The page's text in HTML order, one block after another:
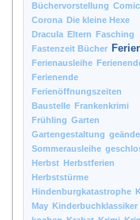
Büchervorstellung Comic
Corona Die kleine Hexe
Dracula Eltern Fasching
Fastenzeit Bücher
Ferienausleihe
Ferienende
Ferienöffnungszeiten
Baustelle Frankenkrimi
Frühling Garten
Gartengestaltung
Sommerausleihe
Herbst Herbstferien
Herbststürme
Hindenburgkatastrophe
May Kinderbuchklassiker